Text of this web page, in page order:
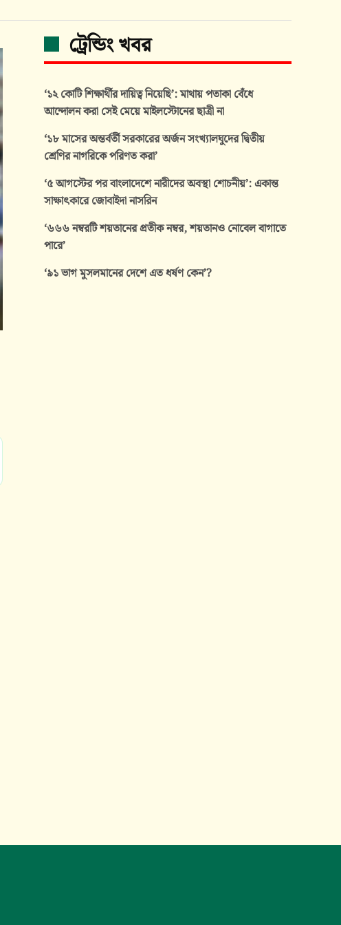
ট্রেন্ডিং খবর
‘১২ কোটি শিক্ষার্থীর দায়িত্ব নিয়েছি’: মাথায় পতাকা বেঁধে
আন্দোলন করা সেই মেয়ে মাইলস্টোনের ছাত্রী না
‘১৮ মাসের অন্তর্বর্তী সরকারের অর্জন সংখ্যালঘুদের দ্বিতীয়
শ্রেণির নাগরিকে পরিণত করা’
‘৫ আগস্টের পর বাংলাদেশে নারীদের অবস্থা শোচনীয়’: একান্ত
সাক্ষাৎকারে জোবাইদা নাসরিন
‘৬৬৬ নম্বরটি শয়তানের প্রতীক নম্বর, শয়তানও নোবেল বাগাতে
পারে’
‘৯১ ভাগ মুসলমানের দেশে এত ধর্ষণ কেন’?